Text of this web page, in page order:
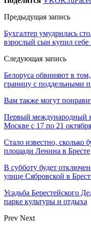
Предыдущая запись
Бухгалтер умудрилась
взрослый сын купил себе
Следующая запись
Белоруса обвиняют в
границу с поддельными
Вам также могут
Первый международный
Москве с 17 по 21 октября
Стало известно, сколько
площади Ленина в Бресте
В субботу будет
улице Сябровской в
Усадьба Берестейского
парке культуры и отдыха
Prev Next